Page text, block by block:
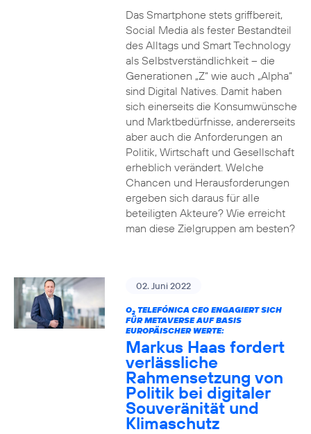
Das Smartphone stets griffbereit,
Social Media als fester Bestandteil
des Alltags und Smart Technology
als Selbstverständlichkeit – die
Generationen „Z“ wie auch „Alpha“
sind Digital Natives. Damit haben
sich einerseits die Konsumwünsche
und Marktbedürfnisse, andererseits
aber auch die Anforderungen an
Politik, Wirtschaft und Gesellschaft
erheblich verändert. Welche
Chancen und Herausforderungen
ergeben sich daraus für alle
beteiligten Akteure? Wie erreicht
man diese Zielgruppen am besten?
02. Juni 2022
O2TELEFÓNICA CEO ENGAGIERT SICH
FÜR METAVERSE AUF BASIS
EUROPÄISCHER WERTE:
Markus Haas fordert
verlässliche
Rahmensetzung von
Politik bei digitaler
Souveränität und
Klimaschutz